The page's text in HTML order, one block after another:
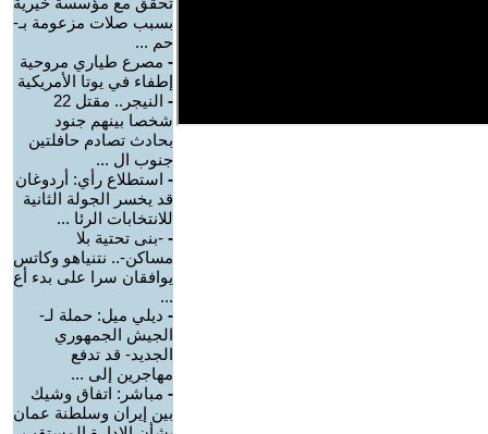
بسبب صلات مزعومة بـ-
حم ...
- مصرع طياري مروحية
إطفاء في يوتا الأمريكية
-
النيجر.. مقتل 22
شخصا بينهم جنود
بحادث تصادم حافلتين
جنوب ال ...
- استطلاع رأي: أردوغان
قد يخسر الجولة الثانية
للانتخابات الرئا ...
- -بنى تحتية بلا
مساكن-.. نتنياهو وكاتس
يوافقان سرا على بدء أع
...
- ديلي ميل: حملة لـ-
الجيش الجمهوري
الجديد- قد تدفع
مهاجرين إلى ...
- مباشر: اتفاق وشيك
بين إيران وسلطنة عمان